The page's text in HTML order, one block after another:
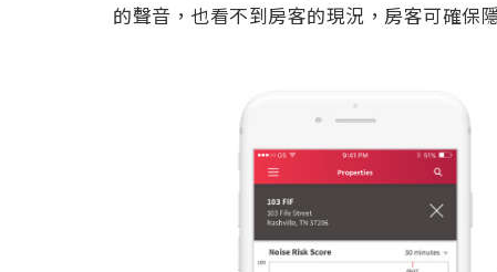
的聲音，也看不到房客的現況，房客可確保